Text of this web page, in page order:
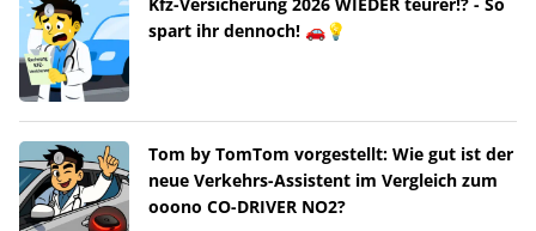
spart ihr dennoch! 🚗💡
Tom by TomTom vorgestellt: Wie gut ist der
neue Verkehrs-Assistent im Vergleich zum
ooono CO-DRIVER NO2?